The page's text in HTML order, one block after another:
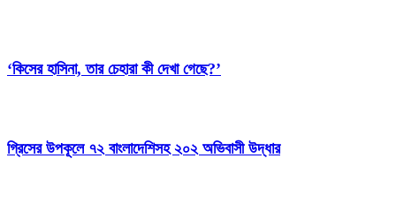
‘কিসের হাসিনা, তার চেহারা কী দেখা গেছে?’
গ্রিসের উপকূলে ৭২ বাংলাদেশিসহ ২০২ অভিবাসী উদ্ধার